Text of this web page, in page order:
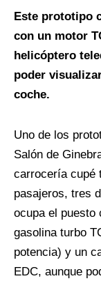
Este prototipo
con un motor
helicóptero
poder
coche.
Uno de los
Salón de
carrocería cupé
pasajeros, tres
ocupa el puesto
gasolina turbo
potencia) y un
EDC, aunque